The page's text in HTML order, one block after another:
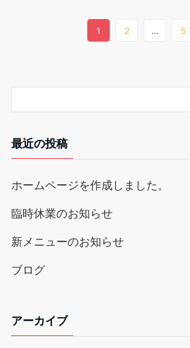
1 2 … 5
最近の投稿
ホームページを作成しました。
臨時休業のお知らせ
新メニューのお知らせ
ブログ
アーカイブ